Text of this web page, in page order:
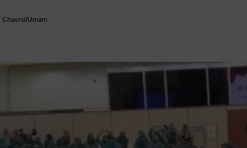
ChaerulUmam